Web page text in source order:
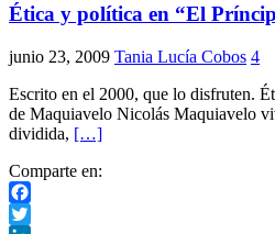
Ética y política en “El
junio 23, 2009 Tania Lucía Cobos 4
Escrito en el 2000, que lo disfruten.
de Maquiavelo Nicolás Maquiavelo
dividida, […]
Comparte en:
Facebook